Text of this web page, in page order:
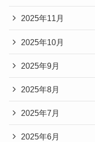
2025年11月
2025年10月
2025年9月
2025年8月
2025年7月
2025年6月